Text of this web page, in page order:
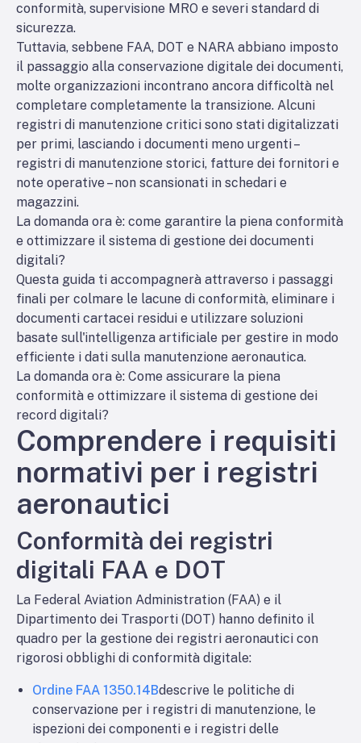
conformità, supervisione MRO e severi standard di
sicurezza.
Tuttavia, sebbene FAA, DOT e NARA abbiano imposto
il passaggio alla conservazione digitale dei documenti,
molte organizzazioni incontrano ancora difficoltà nel
completare completamente la transizione. Alcuni
registri di manutenzione critici sono stati digitalizzati
per primi, lasciando i documenti meno urgenti –
registri di manutenzione storici, fatture dei fornitori e
note operative – non scansionati in schedari e
magazzini.
La domanda ora è: come garantire la piena conformità
e ottimizzare il sistema di gestione dei documenti
digitali?
Questa guida ti accompagnerà attraverso i passaggi
finali per colmare le lacune di conformità, eliminare i
documenti cartacei residui e utilizzare soluzioni
basate sull'intelligenza artificiale per gestire in modo
efficiente i dati sulla manutenzione aeronautica.
La domanda ora è: Come assicurare la piena
conformità e ottimizzare il sistema di gestione dei
record digitali?
Comprendere i requisiti
normativi per i registri
aeronautici
Conformità dei registri
digitali FAA e DOT
La Federal Aviation Administration (FAA) e il
Dipartimento dei Trasporti (DOT) hanno definito il
quadro per la gestione dei registri aeronautici con
rigorosi obblighi di conformità digitale:
Ordine FAA 1350.14Bdescrive le politiche di
conservazione per i registri di manutenzione, le
ispezioni dei componenti e i registri delle